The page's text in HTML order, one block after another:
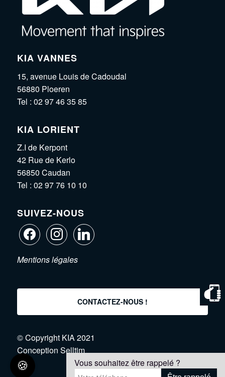
🍪
KIA VANNES
15, avenue Louis de Cadoudal
56880 Ploeren
Tel : 02 97 46 35 85
KIA LORIENT
Z.I de Kerpont
42 Rue de Kerlo
56850 Caudan
Tel : 02 97 76 10 10
SUIVEZ-NOUS
Mentions légales
CONTACTEZ-NOUS !
© Copyright KIA 2021
Conception Selltim
Vous souhaitez être rappelé ?
Envoie en cours...